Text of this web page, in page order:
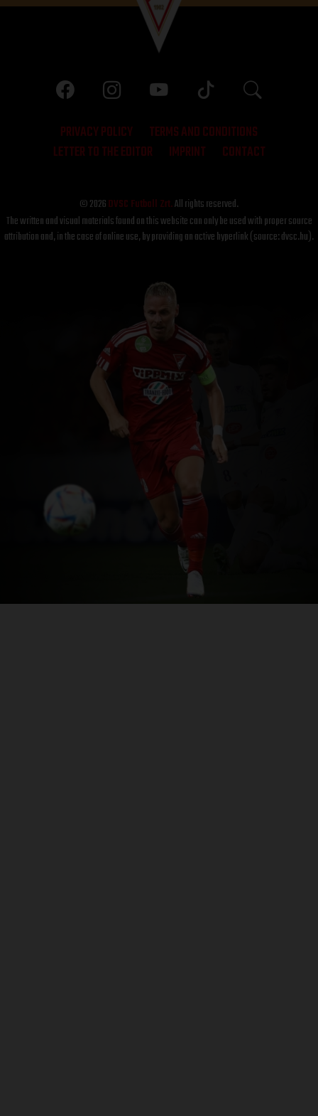
PRIVACY POLICY
TERMS AND CONDITIONS
LETTER TO THE EDITOR
IMPRINT CONTACT
© 2026DVSC Futball Zrt.All rights reserved.
The written and visual materials found on this website can only be used with proper source
attribution and, in the case of online use, by providing an active hyperlink (source: dvsc.hu).